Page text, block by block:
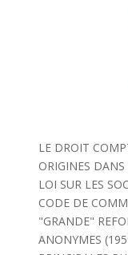
LE DROIT
ORIGINES
LOI SUR LES
CODE DE
"GRANDE"
ANONYMES